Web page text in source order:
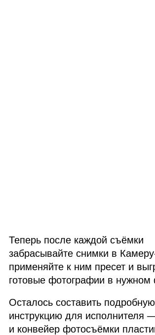
Теперь после каждой съёмки
забрасывайте снимки в
применяйте к ним пресет и
готовые фотографии в нужном
Осталось составить подробную
инструкцию для исполнителя
и конвейер фотосъёмки